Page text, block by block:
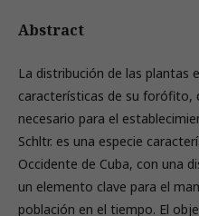
Abstract
La distribución de las plantas
características de su forófito,
necesario para el
Schltr. es una especie
Occidente de Cuba, con una
un elemento clave para el
población en el tiempo. El